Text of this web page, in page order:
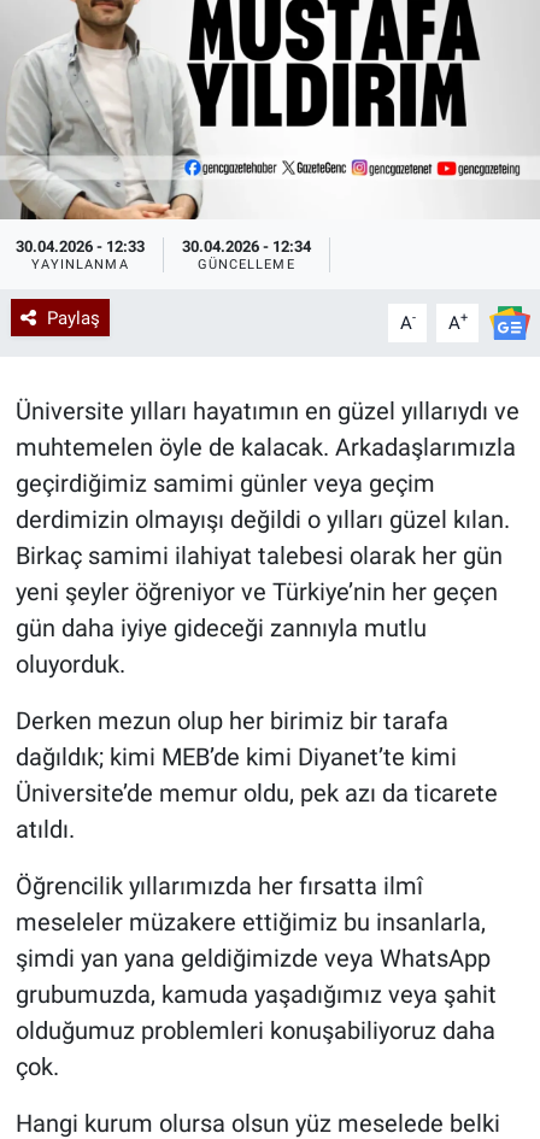
30.04.2026 - 12:33
YAYINLANMA
30.04.2026 - 12:34
GÜNCELLEME
Paylaş A- A+
Üniversite yılları hayatımın en güzel yıllarıydı ve
muhtemelen öyle de kalacak. Arkadaşlarımızla
geçirdiğimiz samimi günler veya geçim
derdimizin olmayışı değildi o yılları güzel kılan.
Birkaç samimi ilahiyat talebesi olarak her gün
yeni şeyler öğreniyor ve Türkiye’nin her geçen
gün daha iyiye gideceği zannıyla mutlu
oluyorduk.
Derken mezun olup her birimiz bir tarafa
dağıldık; kimi MEB’de kimi Diyanet’te kimi
Üniversite’de memur oldu, pek azı da ticarete
atıldı.
Öğrencilik yıllarımızda her fırsatta ilmî
meseleler müzakere ettiğimiz bu insanlarla,
şimdi yan yana geldiğimizde veya WhatsApp
grubumuzda, kamuda yaşadığımız veya şahit
olduğumuz problemleri konuşabiliyoruz daha
çok.
Hangi kurum olursa olsun yüz meselede belki
Kadın & Aile
Kültür & Sanat
Sağlık
Astroloji-Rüya